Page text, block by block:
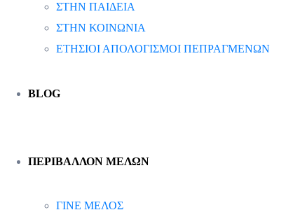
ΣΤΗΝ ΠΑΙΔΕΙΑ
ΣΤΗΝ ΚΟΙΝΩΝΙΑ
ΕΤΗΣΙΟΙ ΑΠΟΛΟΓΙΣΜΟΙ ΠΕΠΡΑΓΜΕΝΩΝ
BLOG
ΠΕΡΙΒΑΛΛΟΝ ΜΕΛΩΝ
ΓΙΝΕ ΜΕΛΟΣ